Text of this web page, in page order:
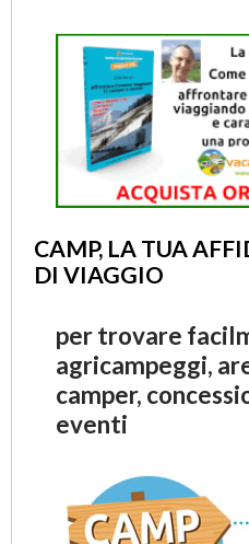
CAMP, LA TUA
DI VIAGGIO
per trovare
agricampeggi,
camper,
eventi